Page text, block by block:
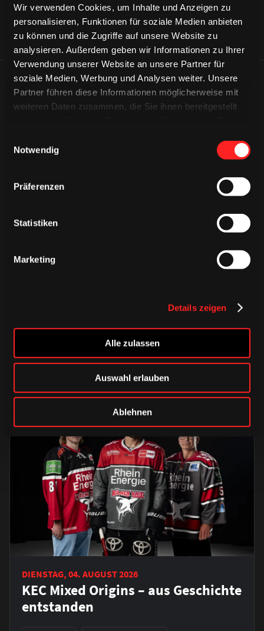
Wir verwenden Cookies, um Inhalte und Anzeigen zu
personalisieren, Funktionen für soziale Medien anbieten
zu können und die Zugriffe auf unsere Website zu
analysieren. Außerdem geben wir Informationen zu Ihrer
Verwendung unserer Website an unsere Partner für
soziale Medien, Werbung und Analysen weiter. Unsere
Partner führen diese Informationen möglicherweise mit
weiteren Daten zusammen, die Sie ihnen bereitgestellt
Notwendig
Präferenzen
Statistiken
Marketing
Details zeigen
Alle zulassen
Auswahl erlauben
Ablehnen
ÄHNLICHE NEWS
Erinnerungen vereint – unser
Saison 2026/2027
DIENSTAG, 04. AUGUST 2026
KEC Mixed Origins – aus Geschichte
entstanden